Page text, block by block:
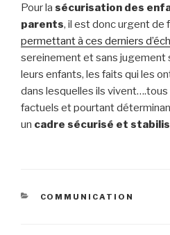
Pour la sécurisation des
parents, il est donc urgent de
permettant à ces derniers
sereinement et sans jugement
leurs enfants, les faits qui les
dans lesquelles ils
factuels et pourtant
un cadre sécurisé et
CATÉGORIES
COMMUNICATION